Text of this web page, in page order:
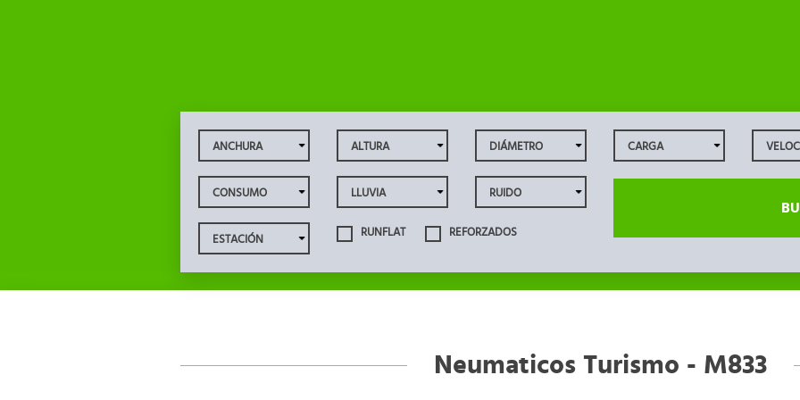
RUNFLAT REFORZADOS
Neumaticos Turismo - M833